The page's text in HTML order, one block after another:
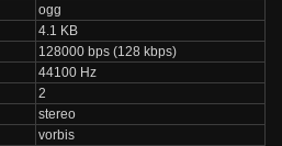
ogg
4.1 KB
128000 bps (128 kbps)
44100 Hz
2
stereo
vorbis